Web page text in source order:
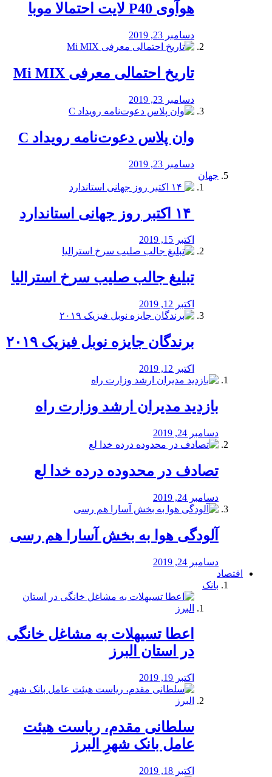
هوآوی P40 لایت احتمالا موبا
دسامبر 23, 2019
تاریخ احتمالی معرفی Mi MIX
دسامبر 23, 2019
وان پلاس دعوت‌نامه رویداد C
دسامبر 23, 2019
جهان
اکتبر 15, 2019
تبلیغ جالب صلیب سرخ استرالیا
اکتبر 12, 2019
برندگان جایزه نوبل فیزیک ۲۰۱۹
اکتبر 12, 2019
بازدید مدیران ارشد وزارت راه
دسامبر 24, 2019
تصادف در محدوده درده خدا لع
دسامبر 24, 2019
آلودگی هوا به بخش آسارا هم رسی
دسامبر 24, 2019
اقتصاد
بانک
️اعطا تسیهلات به مشاغل خانگی
در استان البرز
اکتبر 19, 2019
سلطانی مقدم، ریاست هیئت
عامل بانک شهرِ البرز
اکتبر 18, 2019